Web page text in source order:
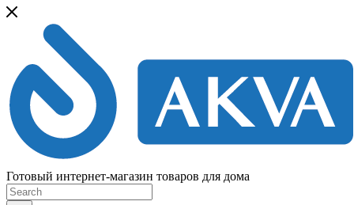
Готовый интернет-магазин товаров для дома